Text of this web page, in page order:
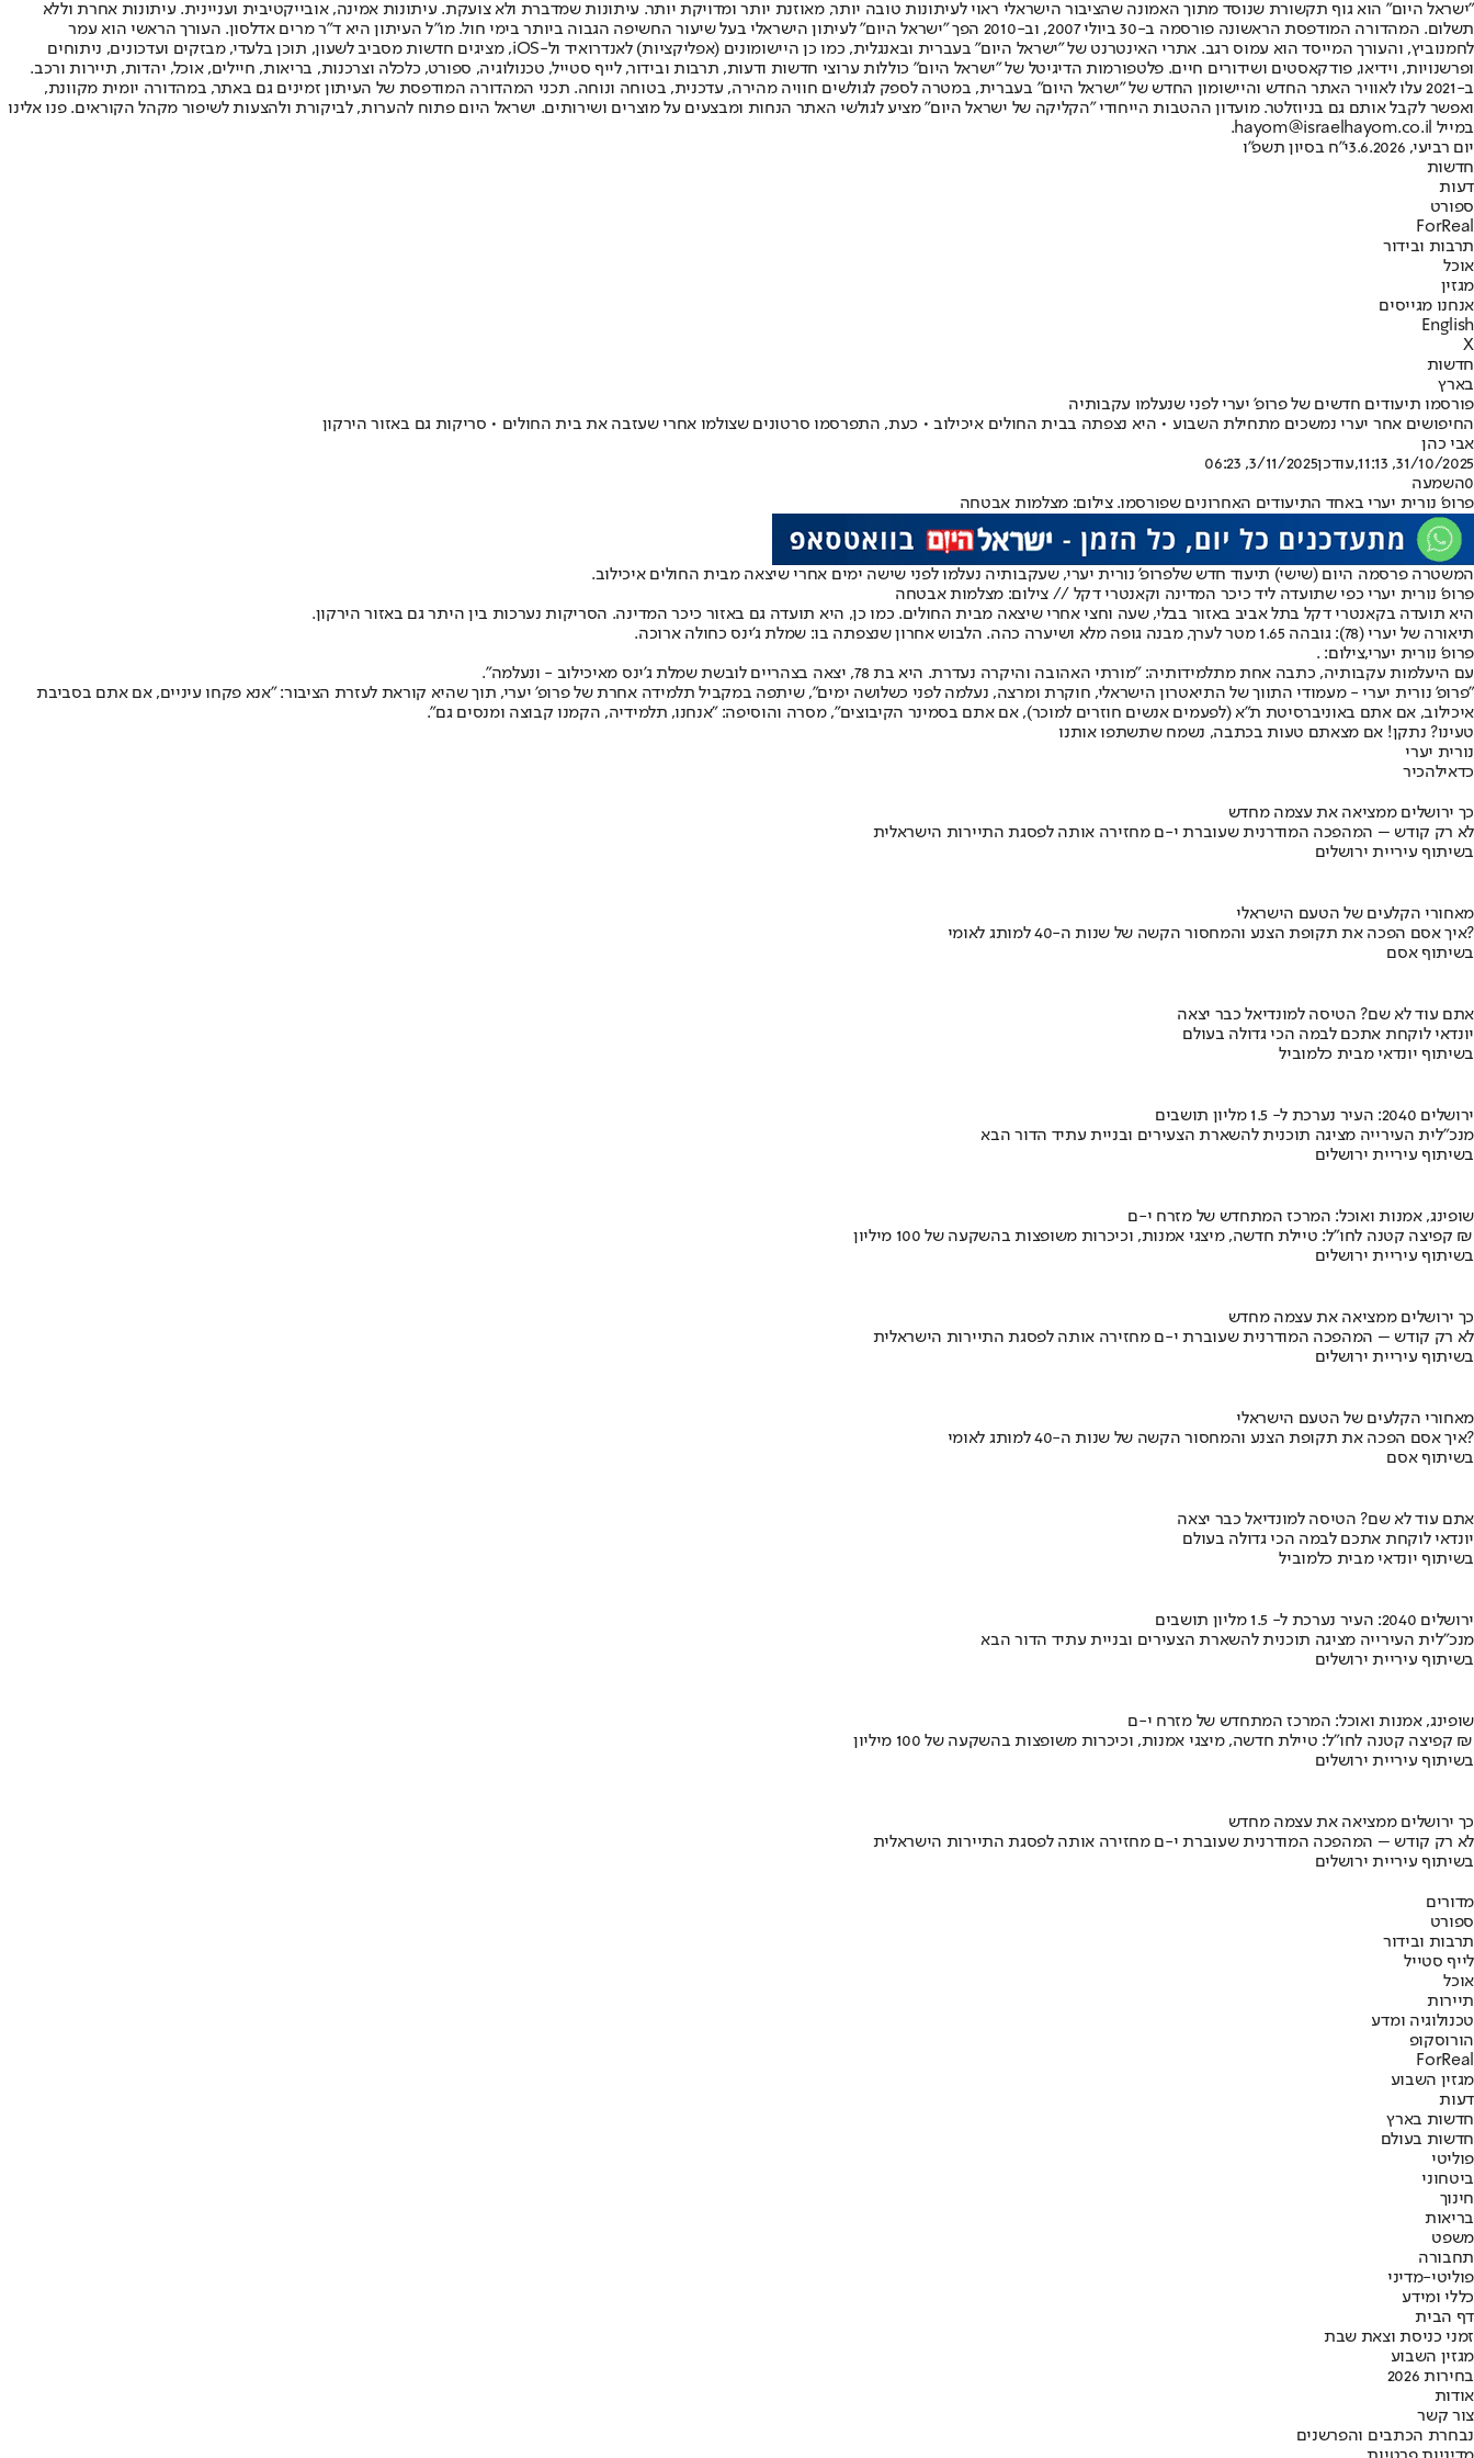
"ישראל היום" הוא גוף תקשורת שנוסד מתוך האמונה שהציבור הישראלי ראוי לעיתונות טובה יותר, מאוזנת יותר ומדויקת יותר. עיתונות שמדברת ולא צועקת. עיתונות אמינה, אובייקטיבית ועניינית. עיתונות אחרת וללא
תשלום. המהדורה המודפסת הראשונה פורסמה ב-30 ביולי 2007, וב-2010 הפך "ישראל היום" לעיתון הישראלי בעל שיעור החשיפה הגבוה ביותר בימי חול. מו"ל העיתון היא ד"ר מרים אדלסון. העורך הראשי הוא עמר
לחמנוביץ, והעורך המייסד הוא עמוס רגב. אתרי האינטרנט של "ישראל היום" בעברית ובאנגלית, כמו כן היישומונים (אפליקציות) לאנדרואיד ול-iOS, מציגים חדשות מסביב לשעון, תוכן בלעדי, מבזקים ועדכונים, ניתוחים
ופרשנויות, וידיאו, פודקאסטים ושידורים חיים. פלטפורמות הדיגיטל של "ישראל היום" כוללות ערוצי חדשות ודעות, תרבות ובידור, לייף סטייל, טכנולוגיה, ספורט, כלכלה וצרכנות, בריאות, חיילים, אוכל, יהדות, תיירות ורכב.
ב-2021 עלו לאוויר האתר החדש והיישומון החדש של "ישראל היום" בעברית, במטרה לספק לגולשים חוויה מהירה, עדכנית, בטוחה ונוחה. תכני המהדורה המודפסת של העיתון זמינים גם באתר, במהדורה יומית מקוונת,
ואפשר לקבל אותם גם בניוזלטר. מועדון ההטבות הייחודי "הקליקה של ישראל היום" מציע לגולשי האתר הנחות ומבצעים על מוצרים ושירותים. ישראל היום פתוח להערות, לביקורת ולהצעות לשיפור מקהל הקוראים. פנו אלינו
במייל hayom@israelhayom.co.il.
יום רביעי, 3.6.2026
י"ח בסיון תשפ"ו
חדשות
דעות
ספורט
ForReal
תרבות ובידור
אוכל
מגזין
אנחנו מגייסים
English
X
חדשות
בארץ
פורסמו תיעודים חדשים של פרופ' יערי לפני שנעלמו עקבותיה
החיפושים אחר יערי נמשכים מתחילת השבוע • היא נצפתה בבית החולים איכילוב • כעת, התפרסמו סרטונים שצולמו אחרי שעזבה את בית החולים • סריקות גם באזור הירקון
אבי כהן
31/10/2025, 11:13
,עודכן3/11/2025, 06:23
0השמעה
פרופ' נורית יערי באחד התיעודים האחרונים שפורסמו. צילום: מצלמות אבטחה
המשטרה פרסמה היום (שישי) תיעוד חדש שלפרופ' נורית יערי, שעקבותיה נעלמו לפני שישה ימים אחרי שיצאה מבית החולים איכילוב.
פרופ' נורית יערי כפי שתועדה ליד כיכר המדינה וקאנטרי דקל // צילום: מצלמות אבטחה
היא תועדה בקאנטרי דקל בתל אביב באזור בבלי, שעה וחצי אחרי שיצאה מבית החולים. כמו כן, היא תועדה גם באזור כיכר המדינה. הסריקות נערכות בין היתר גם באזור הירקון.
תיאורה של יערי (78): גובהה 1.65 מטר לערך, מבנה גופה מלא ושיערה כהה. הלבוש אחרון שנצפתה בו: שמלת ג’ינס כחולה ארוכה.
פרופ' נורית יערי,צילום: .
עם היעלמות עקבותיה, כתבה אחת מתלמידותיה: ״מורתי האהובה והיקרה נעדרת. היא בת 78, יצאה בצהריים לובשת שמלת ג'ינס מאיכילוב - ונעלמה״.
״פרופ' נורית יערי - מעמודי התווך של התיאטרון הישראלי, חוקרת ומרצה, נעלמה לפני כשלושה ימים״, שיתפה במקביל תלמידה אחרת של פרופ׳ יערי, תוך שהיא קוראת לעזרת הציבור: "אנא פקחו עיניים, אם אתם בסביבת
איכילוב, אם אתם באוניברסיטת ת"א (לפעמים אנשים חוזרים למוכר), אם אתם בסמינר הקיבוצים״, מסרה והוסיפה: "אנחנו, תלמידיה, הקמנו קבוצה ומנסים גם".
טעינו? נתקן! אם מצאתם טעות בכתבה, נשמח שתשתפו אותנו
נורית יערי
כדאילהכיר
כך ירושלים ממציאה את עצמה מחדש
לא רק קודש – המהפכה המודרנית שעוברת י-ם מחזירה אותה לפסגת התיירות הישראלית
בשיתוף עיריית ירושלים
מאחורי הקלעים של הטעם הישראלי
איך אסם הפכה את תקופת הצנע והמחסור הקשה של שנות ה-40 למותג לאומי?
בשיתוף אסם
אתם עוד לא שם? הטיסה למונדיאל כבר יצאה
יונדאי לוקחת אתכם לבמה הכי גדולה בעולם
בשיתוף יונדאי מבית כלמוביל
ירושלים 2040: העיר נערכת ל- 1.5 מליון תושבים
מנכ"לית העירייה מציגה תוכנית להשארת הצעירים ובניית עתיד הדור הבא
בשיתוף עיריית ירושלים
שופינג, אמנות ואוכל: המרכז המתחדש של מזרח י-ם
קפיצה קטנה לחו"ל: טיילת חדשה, מיצגי אמנות, וכיכרות משופצות בהשקעה של 100 מיליון ₪
בשיתוף עיריית ירושלים
כך ירושלים ממציאה את עצמה מחדש
לא רק קודש – המהפכה המודרנית שעוברת י-ם מחזירה אותה לפסגת התיירות הישראלית
בשיתוף עיריית ירושלים
מאחורי הקלעים של הטעם הישראלי
איך אסם הפכה את תקופת הצנע והמחסור הקשה של שנות ה-40 למותג לאומי?
בשיתוף אסם
אתם עוד לא שם? הטיסה למונדיאל כבר יצאה
יונדאי לוקחת אתכם לבמה הכי גדולה בעולם
בשיתוף יונדאי מבית כלמוביל
ירושלים 2040: העיר נערכת ל- 1.5 מליון תושבים
מנכ"לית העירייה מציגה תוכנית להשארת הצעירים ובניית עתיד הדור הבא
בשיתוף עיריית ירושלים
שופינג, אמנות ואוכל: המרכז המתחדש של מזרח י-ם
קפיצה קטנה לחו"ל: טיילת חדשה, מיצגי אמנות, וכיכרות משופצות בהשקעה של 100 מיליון ₪
בשיתוף עיריית ירושלים
כך ירושלים ממציאה את עצמה מחדש
לא רק קודש – המהפכה המודרנית שעוברת י-ם מחזירה אותה לפסגת התיירות הישראלית
בשיתוף עיריית ירושלים
מדורים
ספורט
תרבות ובידור
לייף סטייל
אוכל
תיירות
טכנולוגיה ומדע
הורוסקופ
ForReal
מגזין השבוע
דעות
חדשות בארץ
חדשות בעולם
פוליטי
ביטחוני
חינוך
בריאות
משפט
תחבורה
פוליטי-מדיני
כללי ומידע
דף הבית
זמני כניסת וצאת שבת
מגזין השבוע
בחירות 2026
אודות
צור קשר
נבחרת הכתבים והפרשנים